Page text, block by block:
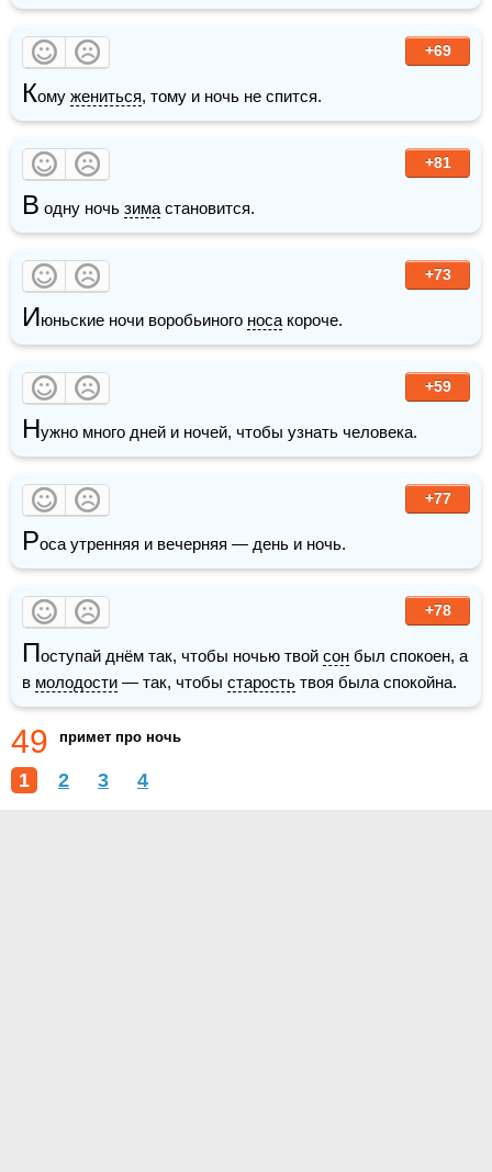
+69
Кому жениться, тому и ночь не спится.
+81
В одну ночь зима становится.
+73
Июньские ночи воробьиного носа короче.
+59
Нужно много дней и ночей, чтобы узнать человека.
+77
Роса утренняя и вечерняя — день и ночь.
+78
Поступай днём так, чтобы ночью твой сон был спокоен, а
в молодости — так, чтобы старость твоя была спокойна.
49 примет про ночь
1 2 3 4